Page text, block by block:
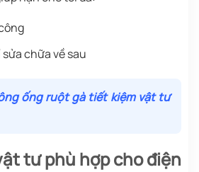
chữa về sau
ống ruột gà tiết kiệm vật tư
tư phù hợp cho điện